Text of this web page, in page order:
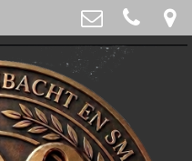
>
>
>
Helden
12, Middelharnis
482065